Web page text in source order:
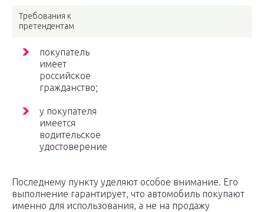
Требования к
претендентам
покупатель
имеет
российское
гражданство;
у покупателя
имеется
водительское
удостоверение
Последнему пункту уделяют особое внимание. Его
выполнение гарантирует, что автомобиль покупают
именно для использования, а не на продажу